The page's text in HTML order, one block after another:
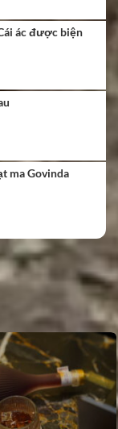
ác được biện
ma Govinda